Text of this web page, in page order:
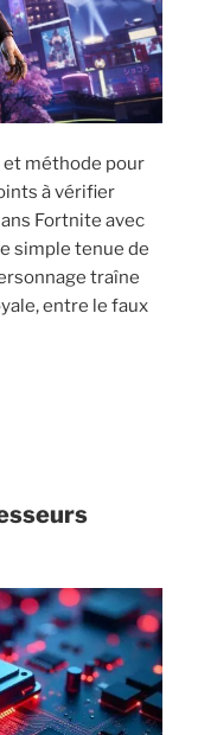
et méthode pour
à vérifier
Fortnite avec
simple tenue de
traîne
entre le faux